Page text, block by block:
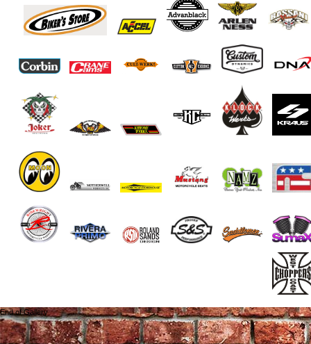
End of Gallery